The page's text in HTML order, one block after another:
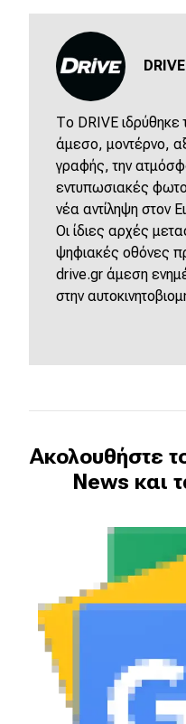
Το DRIVE ιδρύθηκε
άμεσο, μοντέρνο,
γραφής, την
εντυπωσιακές
νέα αντίληψη στον
Οι ίδιες αρχές
ψηφιακές οθόνες
drive.gr άμεση
στην
Ακολουθήστε
News και